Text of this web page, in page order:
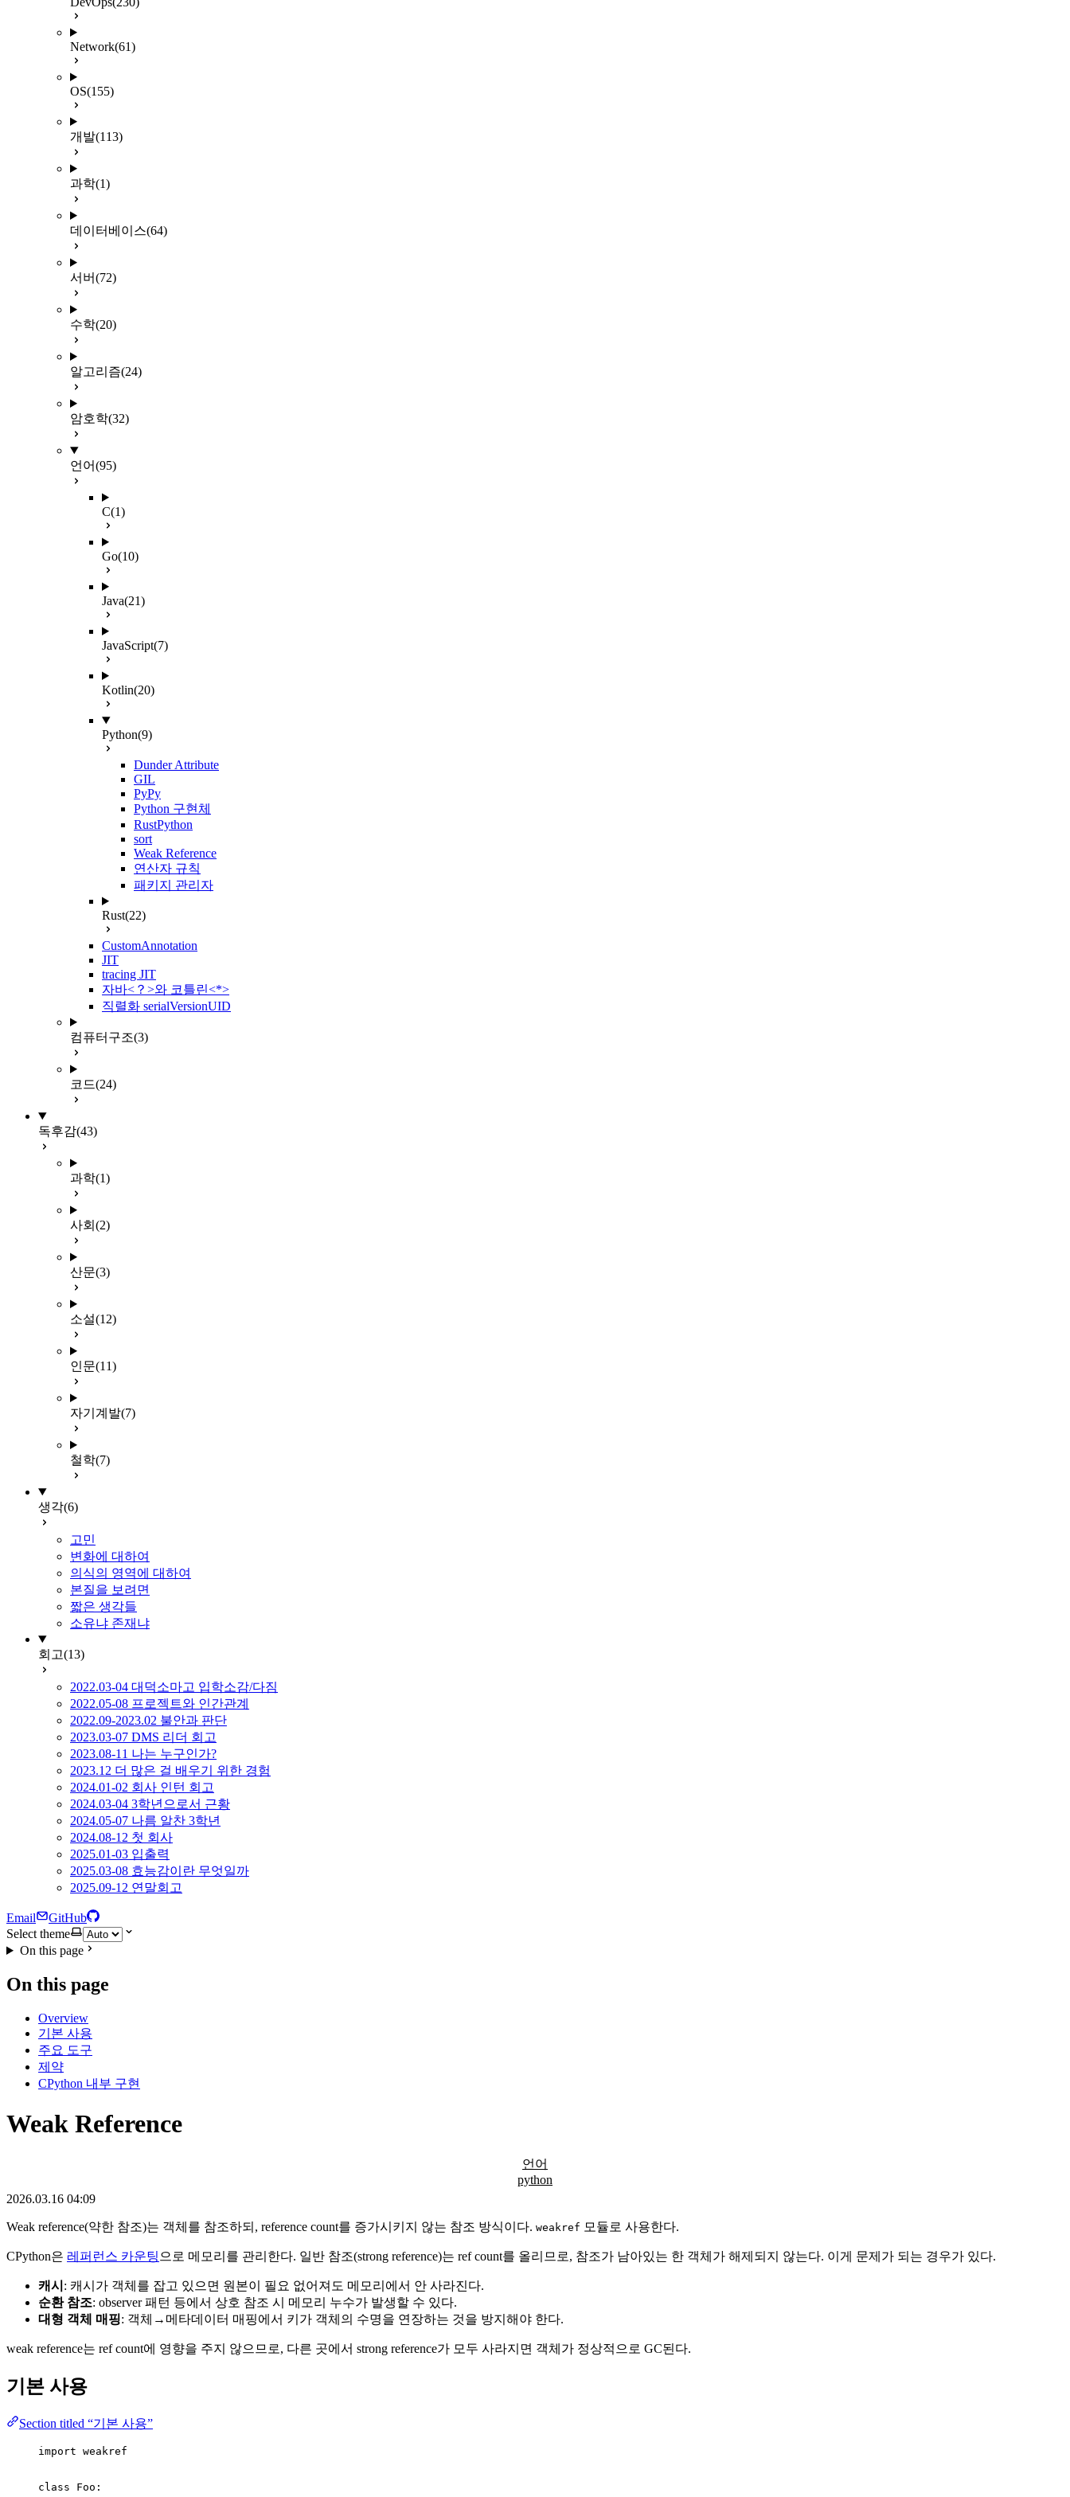
Network(61)
OS(155)
개발(113)
과학(1)
데이터베이스(64)
서버(72)
수학(20)
알고리즘(24)
암호학(32)
언어(95)
C(1)
Go(10)
Java(21)
JavaScript(7)
Kotlin(20)
Python(9)
Dunder Attribute
GIL
PyPy
Python 구현체
RustPython
sort
Weak Reference
연산자 규칙
패키지 관리자
Rust(22)
CustomAnnotation
JIT
tracing JIT
자바<？>와 코틀린<*>
직렬화 serialVersionUID
컴퓨터구조(3)
코드(24)
독후감(43)
과학(1)
사회 (2)
산문(3)
소설(12)
인문(11)
자기계발(7)
철학(7)
생각(6)
고민
변화에 대하여
의식의 영역에 대하여
본질을 보려면
짧은 생각들
소유냐 존재냐
회고(13)
2022.03-04 대덕소마고 입학소감/다짐
2022.05-08 프로젝트와 인간관계
2022.09-2023.02 불안과 판단
2023.03-07 DMS 리더 회고
2023.08-11 나는 누구인가?
2023.12 더 많은 걸 배우기 위한 경험
2024.01-02 회사 인턴 회고
2024.03-04 3학년으로서 근황
2024.05-07 나름 알찬 3학년
2024.08-12 첫 회사
2025.01-03 입출력
2025.03-08 효능감이란 무엇일까
2025.09-12 연말회고
Email
GitHub
Select theme
On this page
On this page
Overview
기본 사용
주요 도구
제약
CPython 내부 구현
Weak Reference
언어
python
2026.03.16 04:09
Weak reference(약한 참조)는 객체를 참조하되, reference count를 증가시키지 않는 참조 방식이다. weakref 모듈로 사용한다.
CPython은 레퍼런스 카운팅 으로 메모리를 관리한다. 일반 참조(strong reference)는 ref count를 올리므로, 참조가 남아있는 한 객체가 해제되지 않는다. 이게 문제가 되는 경우가 있다.
캐시 : 캐시가 객체를 잡고 있으면 원본이 필요 없어져도 메모리에서 안 사라진다.
순환 참조: observer 패턴 등에서 상호 참조 시 메모리 누수가 발생할 수 있다.
대형 객체 매핑: 객체→메타데이터 매핑에서 키가 객체의 수명을 연장하는 것을 방지해야 한다.
weak reference는 ref count에 영향을 주지 않으므로, 다른 곳에서 strong reference가 모두 사라지면 객체가 정상적으로 GC된다.
기본 사용
Section titled “기본 사용”
import weakref
class Foo :